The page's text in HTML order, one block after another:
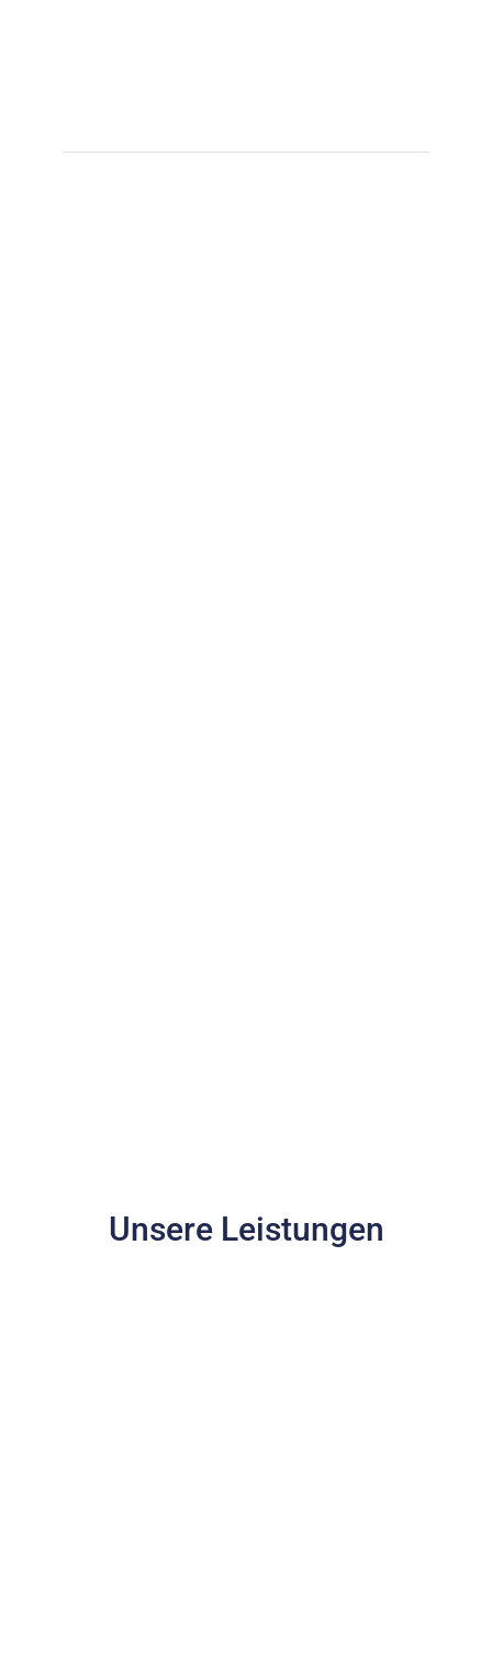
Unsere Leistungen